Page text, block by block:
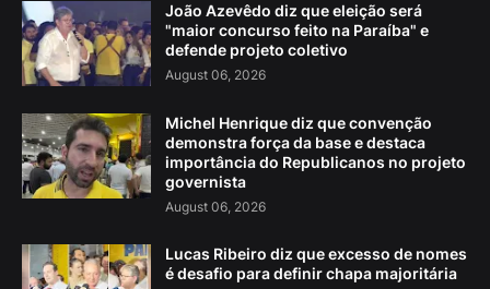
João Azevêdo diz que eleição será
"maior concurso feito na Paraíba" e
defende projeto coletivo
August 06, 2026
Michel Henrique diz que convenção
demonstra força da base e destaca
importância do Republicanos no projeto
governista
August 06, 2026
Lucas Ribeiro diz que excesso de nomes
é desafio para definir chapa majoritária